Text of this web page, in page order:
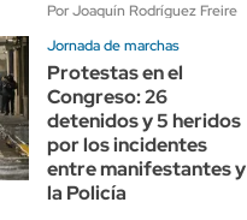
Por Joaquín Rodríguez Freire
Jornada de marchas
Protestas en el
Congreso: 26
detenidos y 5 heridos
por los incidentes
entre manifestantes y
la Policía